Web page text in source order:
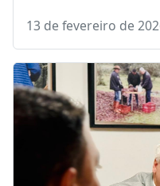
13 de fevereiro de